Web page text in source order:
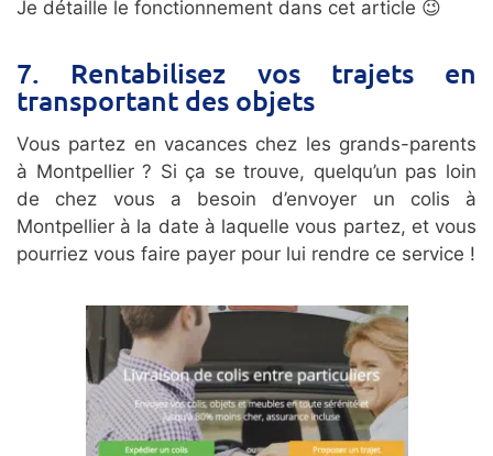
Je détaille le fonctionnement dans cet article 😉
7. Rentabilisez vos trajets en
transportant des objets
Vous partez en vacances chez les grands-parents
à Montpellier ? Si ça se trouve, quelqu’un pas loin
de chez vous a besoin d’envoyer un colis à
Montpellier à la date à laquelle vous partez, et vous
pourriez vous faire payer pour lui rendre ce service !